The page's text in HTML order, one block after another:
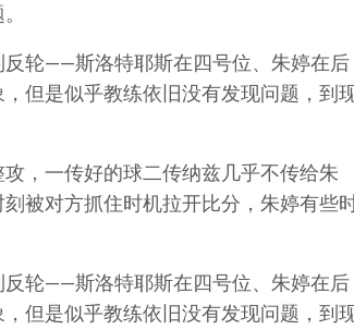
轮——斯洛特耶斯在四号位、朱婷在后
但是似乎教练依旧没有发现问题，到
，一传好的球二传纳兹几乎不传给朱
被对方抓住时机拉开比分，朱婷有些
轮——斯洛特耶斯在四号位、朱婷在后
但是似乎教练依旧没有发现问题，到